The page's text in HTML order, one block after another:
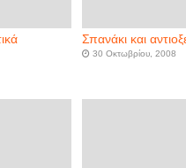
Σπανάκι και
30 Οκτωβρίου, 2008